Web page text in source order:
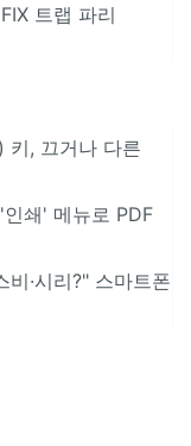
트랩 파리
키, 끄거나 다른
쇄' 메뉴로 PDF
·시리?" 스마트폰